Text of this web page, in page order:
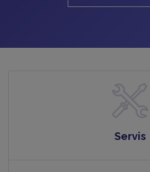
Servis